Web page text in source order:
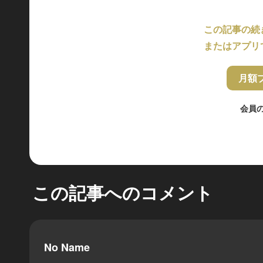
この記事の
またはアプ
月額
会員
この記事へのコメント
No Name